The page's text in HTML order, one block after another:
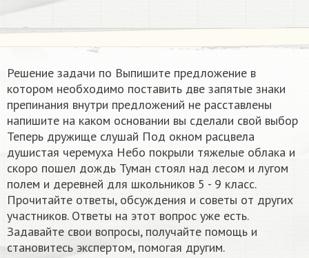
Решение задачи по Выпишите предложение в
котором необходимо поставить две запятые знаки
препинания внутри предложений не расставлены
напишите на каком основании вы сделали свой выбор
Теперь дружище слушай Под окном расцвела
душистая черемуха Небо покрыли тяжелые облака и
скоро пошел дождь Туман стоял над лесом и лугом
полем и деревней для школьников 5 - 9 класс.
Прочитайте ответы, обсуждения и советы от других
участников. Ответы на этот вопрос уже есть.
Задавайте свои вопросы, получайте помощь и
становитесь экспертом, помогая другим.